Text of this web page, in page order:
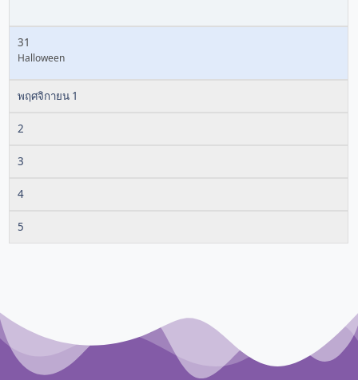
31
Halloween
พฤศจิกายน 1
2
3
4
5